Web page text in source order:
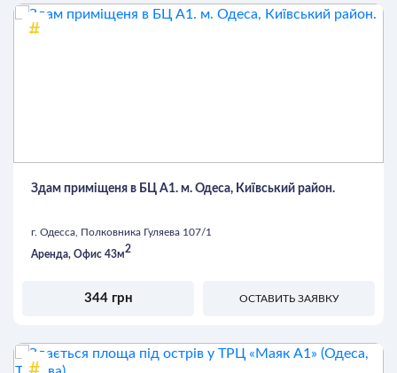
Здам приміщеня в БЦ А1. м. Одеса, Київський район.
г. Одесса, Полковника Гуляева 107/1
Аренда, Офис 43м2
344 грн ОСТАВИТЬ ЗАЯВКУ